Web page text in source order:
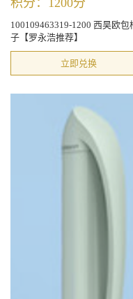
100109463319-1200 西昊欧
子【罗永浩推荐】
立即兑换